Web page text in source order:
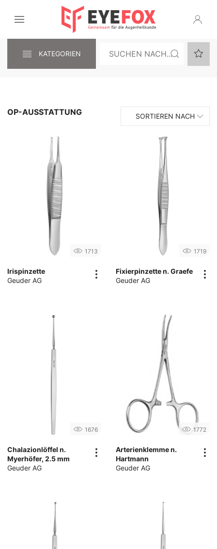
KATEGORIEN
OP-AUSSTATTUNG SORTIEREN NACH
1713
Irispinzette
Geuder AG
1719
Fixierpinzette n. Graefe
Geuder AG
1676
Chalazionlöffel n.
Myerhöfer, 2.5 mm
Geuder AG
1772
Arterienklemme n.
Hartmann
Geuder AG